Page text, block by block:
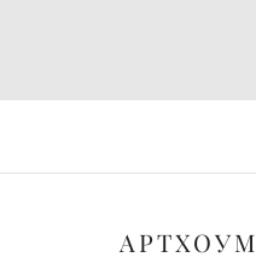
АРТХОУМ